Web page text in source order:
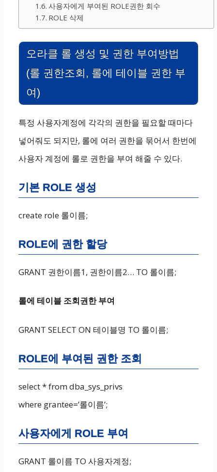
사용자에게 부여된 ROLE권한 회수
ROLE 삭제
오라클 롤 생성 및 권한 부여방법
(롤 권한조회, 롤에 테이블 권한 부
여)
특정 사용자계정에 각각의 권한을 필요할 때마다
넣어줘도 되지만, 롤에 여러 권한을 묶어서 한번에
사용자 계정에 롤로 권한을 부여 해줄 수 있다.
기본 ROLE 생성
create role 롤이름;
ROLE에 권한 할당
GRANT 권한이름1, 권한이름2… TO 롤이름;
롤에 테이블 조회권한 부여
GRANT SELECT ON 테이블명 TO 롤이름;
ROLE에 부여된 권한 조회
select * from dba_sys_privs
where grantee=’롤이름’;
사용자에게 ROLE 부여
GRANT 롤이름 TO 사용자계정;